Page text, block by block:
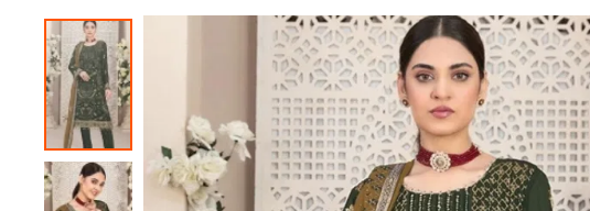
Passer
à
la
fin
de
la
galerie
d’images